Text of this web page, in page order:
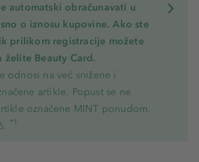
automatski obračunavati u
o iznosu kupovine. Ako ste
prilikom registracije možete
želite Beauty Card.
odnosi na već snižene i
artikle. Popust se ne
označene MINT ponudom.
*1